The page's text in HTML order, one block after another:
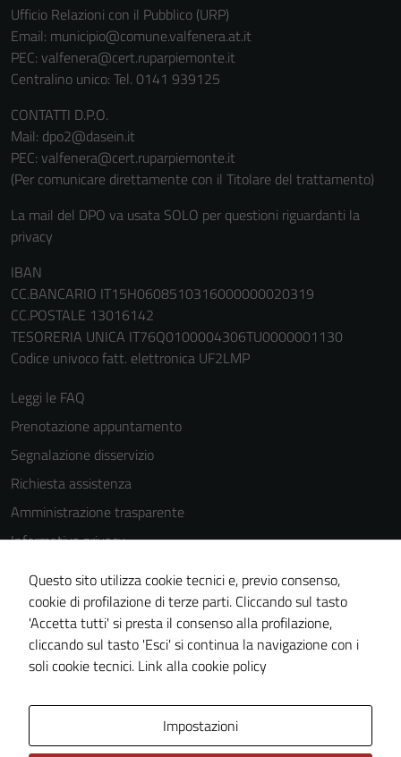
Ufficio Relazioni con il Pubblico (URP)
Email: municipio@comune.valfenera.at.it
PEC: valfenera@cert.ruparpiemonte.it
Centralino unico: Tel. 0141 939125
CONTATTI D.P.O.
Mail: dpo2@dasein.it
PEC: valfenera@cert.ruparpiemonte.it
(Per comunicare direttamente con il Titolare del trattamento)
La mail del DPO va usata SOLO per questioni riguardanti la
privacy
IBAN
CC.BANCARIO IT15H0608510316000000020319
CC.POSTALE 13016142
TESORERIA UNICA IT76Q0100004306TU0000001130
Codice univoco fatt. elettronica UF2LMP
Leggi le FAQ
Prenotazione appuntamento
Segnalazione disservizio
Richiesta assistenza
Amministrazione trasparente
Informativa privacy
Cookie Policy
Note legali
Dichiarazione di accessibilità
Piano di miglioramento del sito
Questo sito utilizza cookie tecnici e, previo consenso,
cookie di profilazione di terze parti. Cliccando sul tasto
'Accetta tutti' si presta il consenso alla profilazione,
cliccando sul tasto 'Esci' si continua la navigazione con i
soli cookie tecnici. Link alla cookie policy
Impostazioni